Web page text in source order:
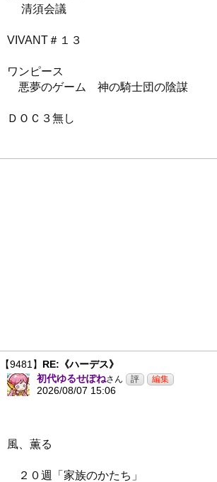
清須会議
VIVANT＃１３
ワンピース
悪夢のゲーム 神の騎士団の陰謀
ＤＯＣ３無し
【9481】 RE:《ハーデス》
初代ゆるせぽねさん
2026/08/07 15:06
風、薫る
２０週「家族のかたち」